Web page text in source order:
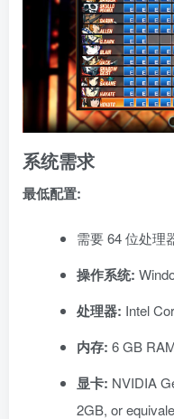
系统需求
最低配置:
需要 64 位处理
操作系统:
处理器: Intel
内存: 6 GB
显卡: NVIDIA
2GB, or